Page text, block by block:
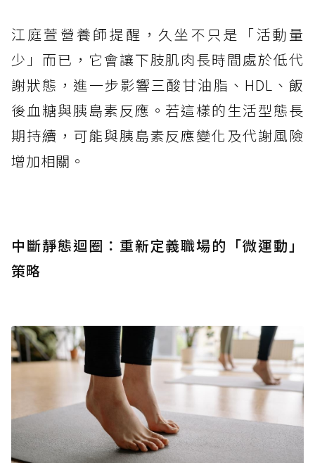
江庭萱營養師提醒，久坐不只是「活動量
少」而已，它會讓下肢肌肉長時間處於低代
謝狀態，進一步影響三酸甘油脂、HDL、飯
後血糖與胰島素反應。若這樣的生活型態長
期持續，可能與胰島素反應變化及代謝風險
增加相關。
中斷靜態迴圈：重新定義職場的「微運動」
策略